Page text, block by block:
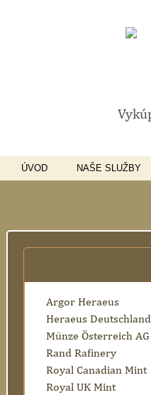
ÚVOD NAŠE SLUŽBY
Argor Heraeus
Heraeus Deutschland
Münze Österreich AG
Rand Rafinery
Royal Canadian Mint
Royal UK Mint